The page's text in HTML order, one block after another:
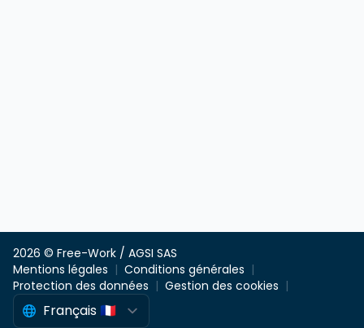
2026 © Free-Work / AGSI SAS
Mentions légales
Conditions générales
Protection des données
Gestion des cookies